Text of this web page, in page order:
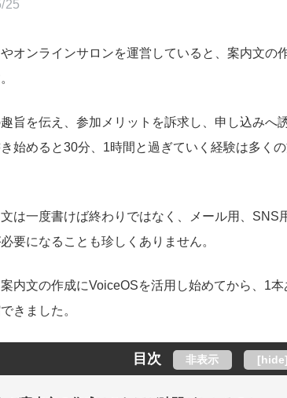
25
オンラインサロンを運営していると、案内文の
旨を伝え、参加メリットを訴求し、申し込み
始めると30分、1時間と過ぎていく経験は多く
は一度書けば終わりではなく、メール用、SNS
要になることも珍しくありません。
内文の作成にVoiceOSを活用し始めてから、1
きました。
目次 非表示 [hide]